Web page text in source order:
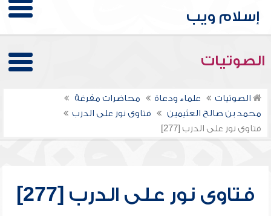
الصوتيات
الصوتيات علماء ودعاة
محاضرات مفرغة
محمد بن صالح العثيمين
فتاوى نور على الدرب
فتاوى نور على الدرب [277]
فتاوى نور على الدرب [277]